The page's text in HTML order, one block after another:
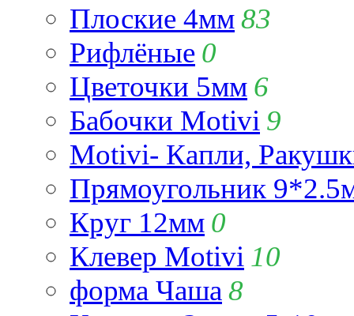
Плоские 4мм83
Рифлёные 0
Цветочки 5мм 6
Бабочки Motivi 9
Motivi- Капли,
Прямоугольник
Круг 12мм 0
Клевер Motivi 10
форма Чаша 8